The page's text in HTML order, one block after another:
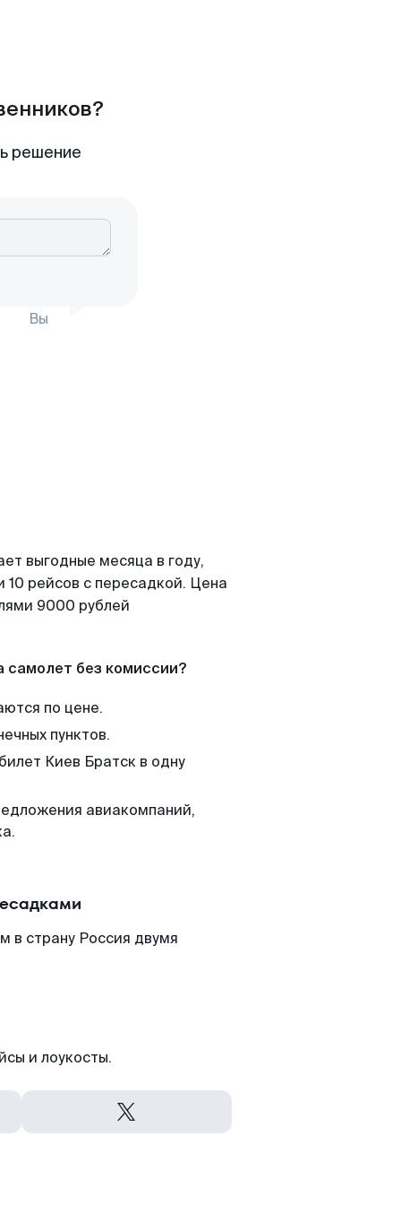
решение
Вы
выгодные месяца в году,
рейсов с пересадкой. Цена
9000 рублей
самолет без комиссии?
по цене.
пунктов.
Киев Братск в одну
авиакомпаний,
в страну Россия двумя
и лоукосты.